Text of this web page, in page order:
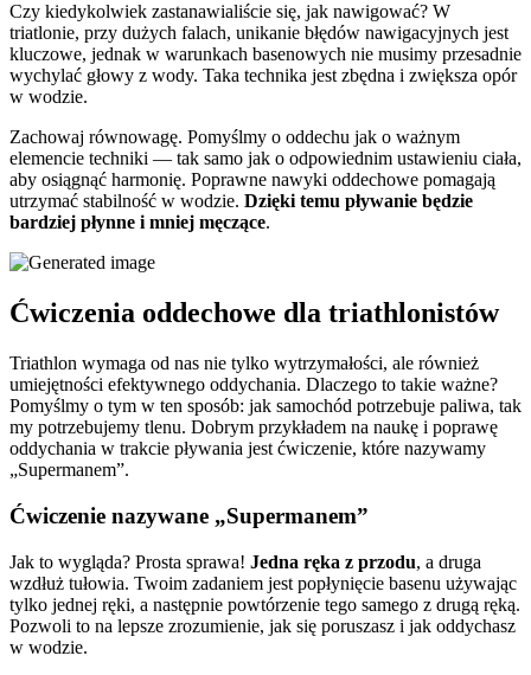
Czy kiedykolwiek zastanawialiście się, jak nawigować? W
triatlonie, przy dużych falach, unikanie błędów nawigacyjnych jest
kluczowe, jednak w warunkach basenowych nie musimy przesadnie
wychylać głowy z wody. Taka technika jest zbędna i zwiększa opór
w wodzie.
Zachowaj równowagę. Pomyślmy o oddechu jak o ważnym
elemencie techniki — tak samo jak o odpowiednim ustawieniu ciała,
aby osiągnąć harmonię. Poprawne nawyki oddechowe pomagają
utrzymać stabilność w wodzie. Dzięki temu pływanie będzie
bardziej płynne i mniej męczące.
Ćwiczenia oddechowe dla triathlonistów
Triathlon wymaga od nas nie tylko wytrzymałości, ale również
umiejętności efektywnego oddychania. Dlaczego to takie ważne?
Pomyślmy o tym w ten sposób: jak samochód potrzebuje paliwa, tak
my potrzebujemy tlenu. Dobrym przykładem na naukę i poprawę
oddychania w trakcie pływania jest ćwiczenie, które nazywamy
„Supermanem”.
Ćwiczenie nazywane „Supermanem”
Jak to wygląda? Prosta sprawa! Jedna ręka z przodu, a druga
wzdłuż tułowia. Twoim zadaniem jest popłynięcie basenu używając
tylko jednej ręki, a następnie powtórzenie tego samego z drugą ręką.
Pozwoli to na lepsze zrozumienie, jak się poruszasz i jak oddychasz
w wodzie.